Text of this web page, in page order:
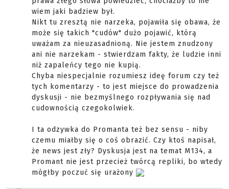
wiem jaki badziew był.
Nikt tu zresztą nie narzeka, pojawiła się obawa, że
może się takich "cudów" dużo pojawić, którą
uważam za nieuzasadnioną. Nie jestem znudzony
ani nie narzekam - stwierdzam fakty, że ludzie inni
niż zapaleńcy tego nie kupią.
Chyba niespecjalnie rozumiesz ideę forum czy też
tych komentarzy - to jest miejsce do prowadzenia
dyskusji - nie bezmyślnego rozpływania się nad
cudownością czegokolwiek.
I ta odzywka do Promanta też bez sensu - niby
czemu miałby się o coś obrazić. Czy ktoś napisał,
że news jest zły? Dyskusja jest na temat M134, a
Promant nie jest przecież twórcą repliki, bo wtedy
mógłby poczuć się urażony